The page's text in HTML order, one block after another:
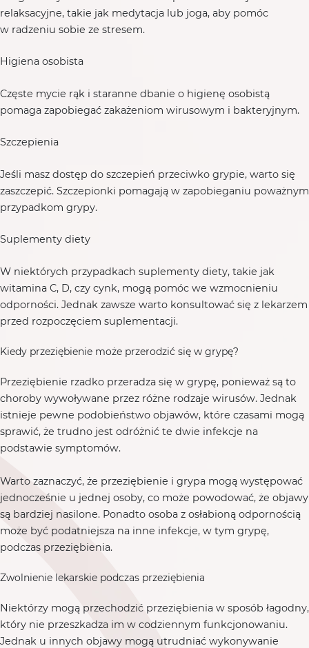
relaksacyjne, takie jak medytacja lub joga, aby pomóc
w radzeniu sobie ze stresem.
Higiena osobista
Częste mycie rąk i staranne dbanie o higienę osobistą
pomaga zapobiegać zakażeniom wirusowym i bakteryjnym.
Szczepienia
Jeśli masz dostęp do szczepień przeciwko grypie, warto się
zaszczepić. Szczepionki pomagają w zapobieganiu poważnym
przypadkom grypy.
Suplementy diety
W niektórych przypadkach suplementy diety, takie jak
witamina C, D, czy cynk, mogą pomóc we wzmocnieniu
odporności. Jednak zawsze warto konsultować się z lekarzem
przed rozpoczęciem suplementacji.
Kiedy przeziębienie może przerodzić się w grypę?
Przeziębienie rzadko przeradza się w grypę, ponieważ są to
choroby wywoływane przez różne rodzaje wirusów. Jednak
istnieje pewne podobieństwo objawów, które czasami mogą
sprawić, że trudno jest odróżnić te dwie infekcje na
podstawie symptomów.
Warto zaznaczyć, że przeziębienie i grypa mogą występować
jednocześnie u jednej osoby, co może powodować, że objawy
są bardziej nasilone. Ponadto osoba z osłabioną odpornością
może być podatniejsza na inne infekcje, w tym grypę,
podczas przeziębienia.
Zwolnienie lekarskie podczas przeziębienia
Niektórzy mogą przechodzić przeziębienia w sposób łagodny,
który nie przeszkadza im w codziennym funkcjonowaniu.
Jednak u innych objawy mogą utrudniać wykonywanie